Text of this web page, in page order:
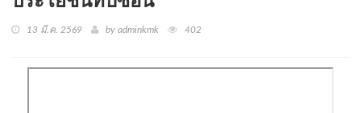
13 มี.ค. 2569 by adminkmk 402